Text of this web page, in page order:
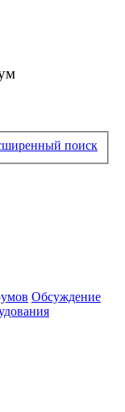
поиск
Обсуждение